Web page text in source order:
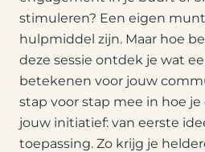
stimuleren? Een eigen
hulpmiddel zijn. Maar hoe
deze sessie ontdek je wat
betekenen voor jouw
stap voor stap mee in hoe
jouw initiatief: van eerste
toepassing. Zo krijg je